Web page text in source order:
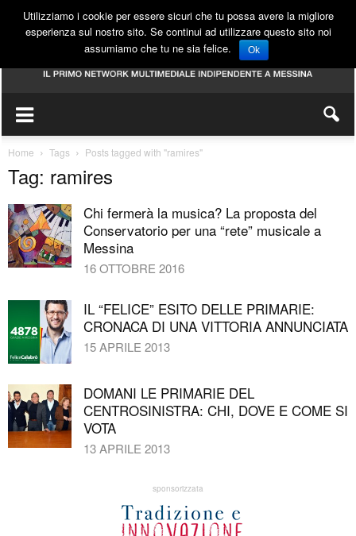
Home Tags Posts tagged with "ramires"
Tag: ramires
Chi fermerà la musica? La proposta del
Conservatorio per una “rete” musicale a
Messina
16 OTTOBRE 2016
IL “FELICE” ESITO DELLE PRIMARIE:
CRONACA DI UNA VITTORIA ANNUNCIATA
15 APRILE 2013
DOMANI LE PRIMARIE DEL
CENTROSINISTRA: CHI, DOVE E COME SI
VOTA
13 APRILE 2013
sponsorizzata
Utilizziamo i cookie per essere sicuri che tu possa avere la migliore
esperienza sul nostro sito. Se continui ad utilizzare questo sito noi
assumiamo che tu ne sia felice.
Ok